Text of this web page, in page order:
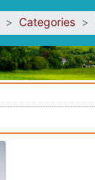
Categories